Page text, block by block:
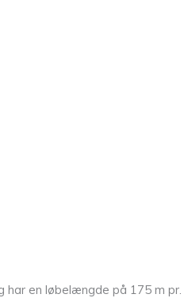
har en løbelængde på 175 m pr.